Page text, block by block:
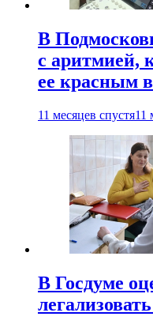
В
с аритмией,
ее красным
11 месяцев спустя11
В Госдуме